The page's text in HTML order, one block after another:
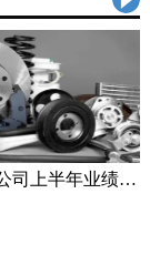
汽车零部件公司上半年业绩频预喜 加速拓展海外市场